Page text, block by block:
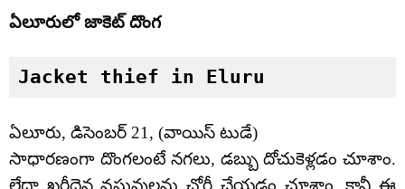
ఏలూరులో జాకెట్ దొంగ
Jacket thief in Eluru
ఏలూరు, డిసెంబర్ 21, (వాయిస్ టుడే)
సాధారణంగా దొంగలంటే నగలు, డబ్బు దోచుకెళ్లడం చూశాం.
లేదా ఖరీదైన వస్తువులను చోరీ చేయడం చూశాం. కానీ ఈ